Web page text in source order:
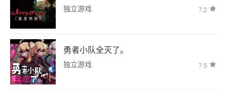
独立游戏 7.2
勇者小队全灭了。
独立游戏 7.5